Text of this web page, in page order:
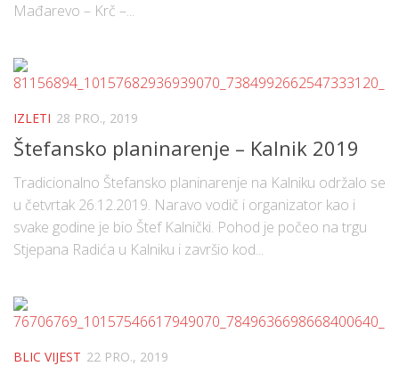
Mađarevo – Krč –...
IZLETI 28 PRO., 2019
Štefansko planinarenje – Kalnik 2019
Tradicionalno Štefansko planinarenje na Kalniku održalo se
u četvrtak 26.12.2019. Naravo vodič i organizator kao i
svake godine je bio Štef Kalnički. Pohod je počeo na trgu
Stjepana Radića u Kalniku i završio kod...
BLIC VIJEST 22 PRO., 2019